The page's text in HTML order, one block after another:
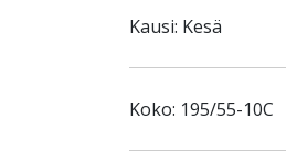
Kausi: Kesä
Koko: 195/55-10C